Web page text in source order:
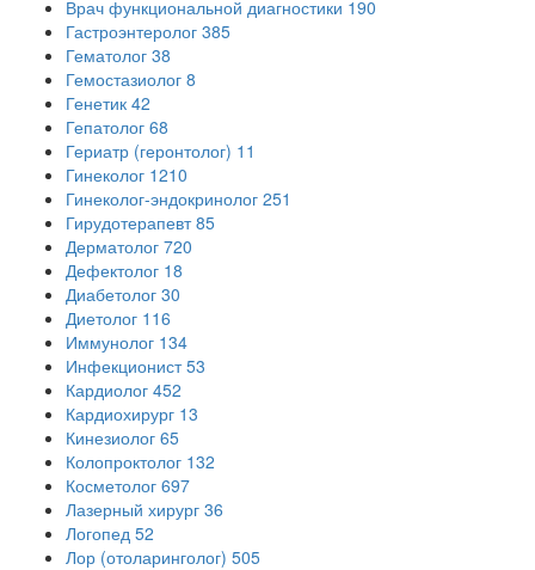
Врач функциональной диагностики 190
Гастроэнтеролог 385
Гематолог 38
Гемостазиолог 8
Генетик 42
Гепатолог 68
Гериатр (геронтолог) 11
Гинеколог 1210
Гинеколог-эндокринолог 251
Гирудотерапевт 85
Дерматолог 720
Дефектолог 18
Диабетолог 30
Диетолог 116
Иммунолог 134
Инфекционист 53
Кардиолог 452
Кардиохирург 13
Кинезиолог 65
Колопроктолог 132
Косметолог 697
Лазерный хирург 36
Логопед 52
Лор (отоларинголог) 505